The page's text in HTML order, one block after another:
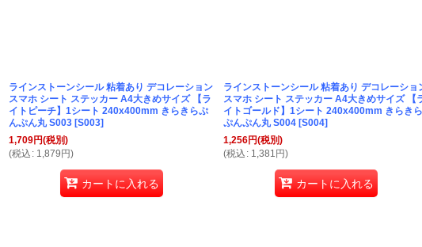
ラインストーンシール 粘着あり デコレーション
スマホ シート ステッカー A4大きめサイズ 【ラ
イトピーチ】1シート 240x400mm きらきらぷ
んぷん丸 S003 [S003]
1,709円(税別)
(税込 : 1,879 円)
カートに入れる
ラインストーンシール 粘着あり デコレーショ
スマホ シート ステッカー A4大きめサイズ 【
イトゴールド】1シート 240x400mm きらきら
ぷんぷん丸 S004 [S004]
1,256円(税別)
(税込 : 1,381 円)
カートに入れる